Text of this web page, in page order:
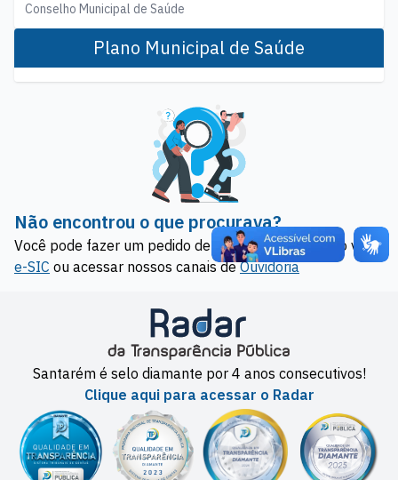
Conselho Municipal de Saúde
Plano Municipal de Saúde
Não encontrou o que procurava?
Você pode fazer um pedido de acesso à informação via
e-SIC ou acessar nossos canais deOuvidoria
Santarém é selo diamante por 4 anos consecutivos!
Clique aqui para acessar o Radar